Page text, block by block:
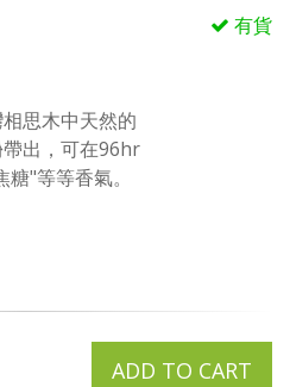
有貨
思木中天然的
出，可在96hr
"等等香氣。
ADD TO CART